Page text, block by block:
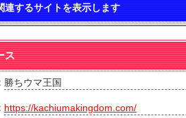
するサイトを表示します
ス
勝ちウマ王国
https://kachiumakingdom.com/